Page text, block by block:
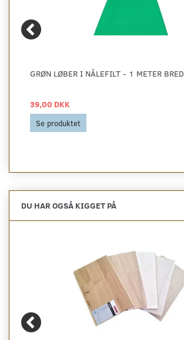
GRØN LØBER I NÅLEFILT - 1 METER BRED
39,00 DKK
Se produktet
DU HAR OGSÅ KIGGET PÅ